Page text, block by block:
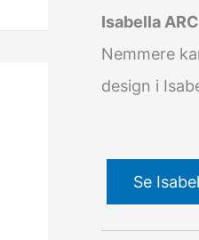
Isabella
Nemmere
design i
Se